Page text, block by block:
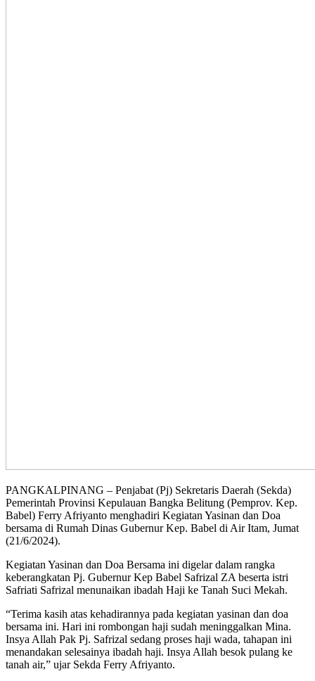
PANGKALPINANG – Penjabat (Pj) Sekretaris Daerah (Sekda)
Pemerintah Provinsi Kepulauan Bangka Belitung (Pemprov. Kep.
Babel) Ferry Afriyanto menghadiri Kegiatan Yasinan dan Doa
bersama di Rumah Dinas Gubernur Kep. Babel di Air Itam, Jumat
(21/6/2024).
Kegiatan Yasinan dan Doa Bersama ini digelar dalam rangka
keberangkatan Pj. Gubernur Kep Babel Safrizal ZA beserta istri
Safriati Safrizal menunaikan ibadah Haji ke Tanah Suci Mekah.
“Terima kasih atas kehadirannya pada kegiatan yasinan dan doa
bersama ini. Hari ini rombongan haji sudah meninggalkan Mina.
Insya Allah Pak Pj. Safrizal sedang proses haji wada, tahapan ini
menandakan selesainya ibadah haji. Insya Allah besok pulang ke
tanah air,” ujar Sekda Ferry Afriyanto.